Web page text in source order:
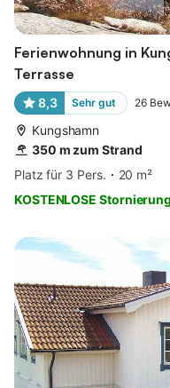
Ferienwohnung in
Terrasse
8,3 Sehr gut 26
Kungshamn
350 m zum Strand
Platz für 3 Pers.
20 m²
KOSTENLOSE Stornierung